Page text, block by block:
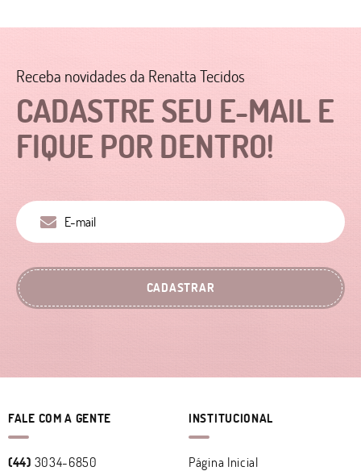
CADASTRE SEU E-MAIL E
FIQUE POR DENTRO!
Receba novidades da Renatta Tecidos
CADASTRAR
FALE COM A GENTE
(44) 3034-6850
INSTITUCIONAL
Página Inicial